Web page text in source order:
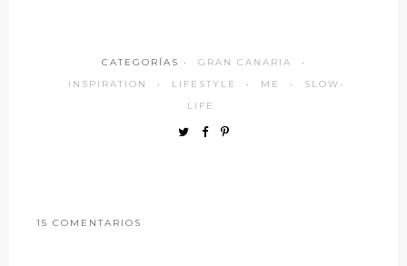
CATEGORÍAS · GRAN CANARIA
·
INSPIRATION
· LIFESTYLE · ME ·
SLOW-
LIFE
15 COMENTARIOS